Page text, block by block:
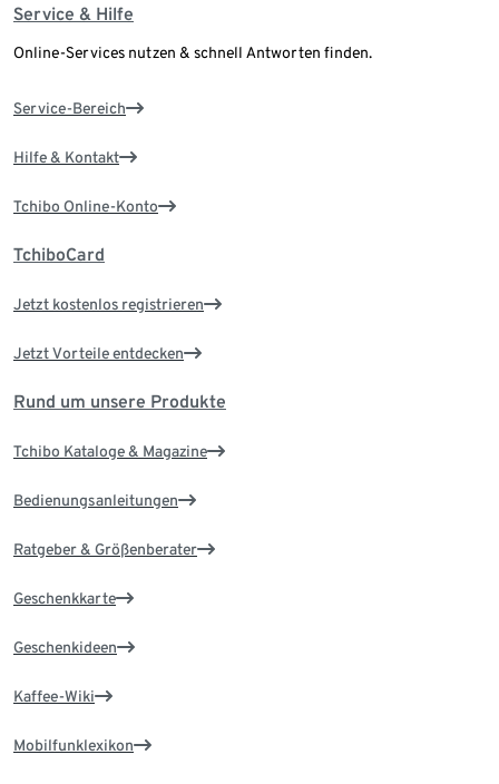
Service & Hilfe
Online-Services nutzen & schnell Antworten finden.
Service-Bereich
Hilfe & Kontakt
Tchibo Online-Konto
TchiboCard
Jetzt kostenlos registrieren
Jetzt Vorteile entdecken
Rund um unsere Produkte
Tchibo Kataloge & Magazine
Bedienungsanleitungen
Ratgeber & Größenberater
Geschenkkarte
Geschenkideen
Kaffee-Wiki
Mobilfunklexikon